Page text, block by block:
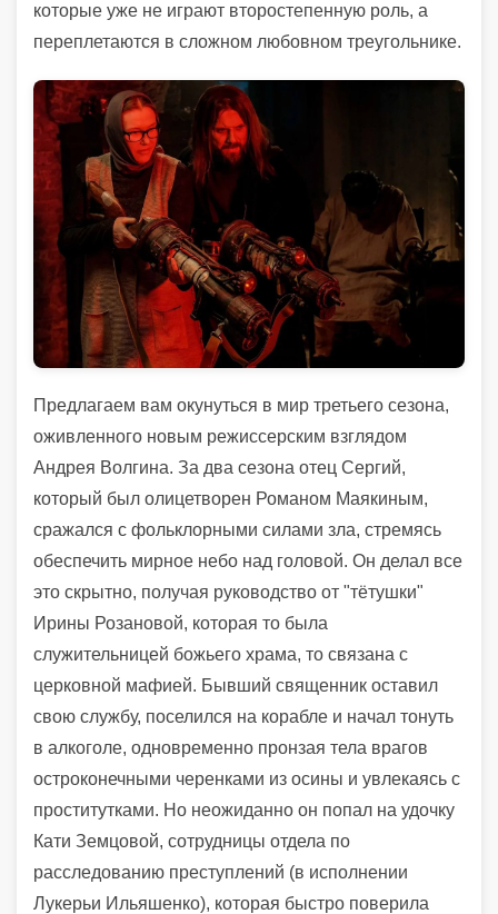
которые уже не играют второстепенную роль, а
переплетаются в сложном любовном треугольнике.
Предлагаем вам окунуться в мир третьего сезона,
оживленного новым режиссерским взглядом
Андрея Волгина. За два сезона отец Сергий,
который был олицетворен Романом Маякиным,
сражался с фольклорными силами зла, стремясь
обеспечить мирное небо над головой. Он делал все
это скрытно, получая руководство от "тётушки"
Ирины Розановой, которая то была
служительницей божьего храма, то связана с
церковной мафией. Бывший священник оставил
свою службу, поселился на корабле и начал тонуть
в алкоголе, одновременно пронзая тела врагов
остроконечными черенками из осины и увлекаясь с
проститутками. Но неожиданно он попал на удочку
Кати Земцовой, сотрудницы отдела по
расследованию преступлений (в исполнении
Лукерьи Ильяшенко), которая быстро поверила